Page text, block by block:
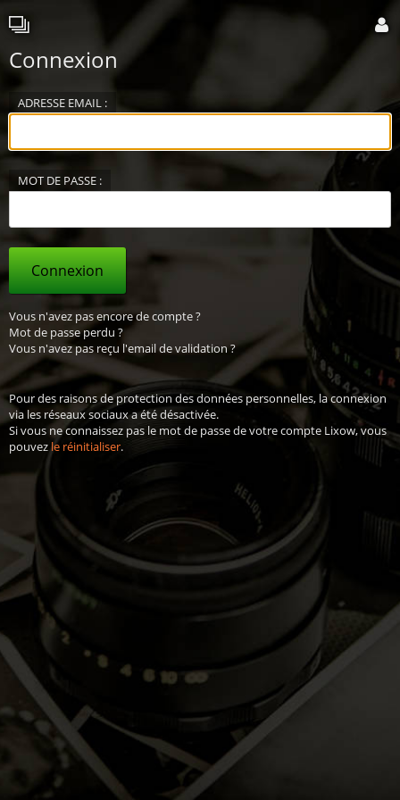
Connexion
ADRESSE EMAIL :
MOT DE PASSE :
Connexion
Vous n'avez pas encore de compte ?
Mot de passe perdu ?
Vous n'avez pas reçu l'email de validation ?
Pour des raisons de protection des données personnelles, la connexion
via les réseaux sociaux a été désactivée.
Si vous ne connaissez pas le mot de passe de votre compte Lixow, vous
pouvezle réinitialiser.